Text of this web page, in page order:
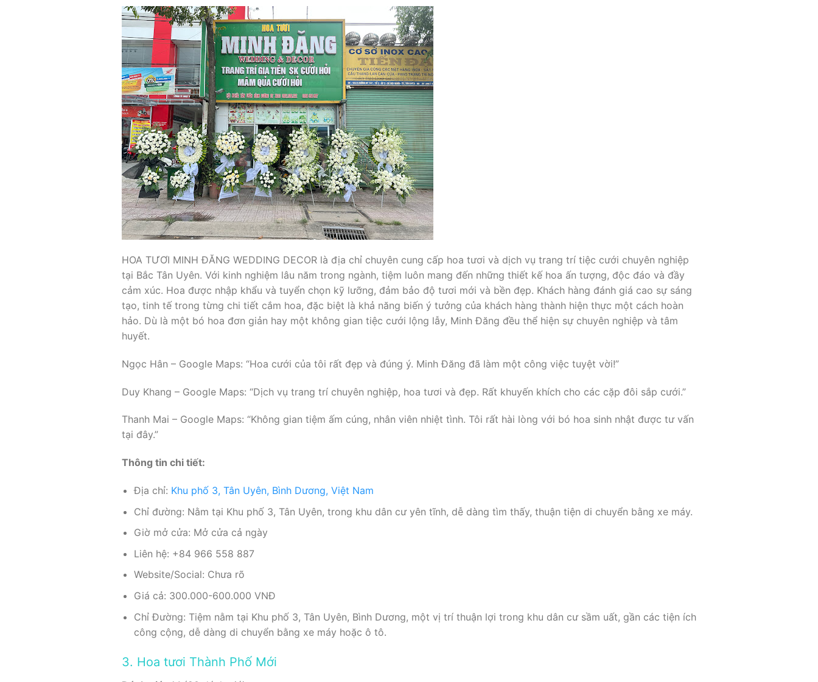
HOA TƯƠI MINH ĐĂNG WEDDING DECOR là địa chỉ chuyên cung cấp hoa tươi và dịch vụ trang trí tiệc cưới chuyên nghiệp
tại Bắc Tân Uyên. Với kinh nghiệm lâu năm trong ngành, tiệm luôn mang đến những thiết kế hoa ấn tượng, độc đáo và đầy
cảm xúc. Hoa được nhập khẩu và tuyển chọn kỹ lưỡng, đảm bảo độ tươi mới và bền đẹp. Khách hàng đánh giá cao sự sáng
tạo, tinh tế trong từng chi tiết cắm hoa, đặc biệt là khả năng biến ý tưởng của khách hàng thành hiện thực một cách hoàn
hảo. Dù là một bó hoa đơn giản hay một không gian tiệc cưới lộng lẫy, Minh Đăng đều thể hiện sự chuyên nghiệp và tâm
huyết.
Ngọc Hân – Google Maps: “Hoa cưới của tôi rất đẹp và đúng ý. Minh Đăng đã làm một công việc tuyệt vời!”
Duy Khang – Google Maps: “Dịch vụ trang trí chuyên nghiệp, hoa tươi và đẹp. Rất khuyến khích cho các cặp đôi sắp cưới.”
Thanh Mai – Google Maps: “Không gian tiệm ấm cúng, nhân viên nhiệt tình. Tôi rất hài lòng với bó hoa sinh nhật được tư vấn
tại đây.”
Thông tin chi tiết:
Địa chỉ: Khu phố 3, Tân Uyên, Bình Dương, Việt Nam
Chỉ đường: Nằm tại Khu phố 3, Tân Uyên, trong khu dân cư yên tĩnh, dễ dàng tìm thấy, thuận tiện di chuyển bằng xe máy.
Giờ mở cửa: Mở cửa cả ngày
Liên hệ: +84 966 558 887
Website/Social: Chưa rõ
Giá cả: 300.000-600.000 VNĐ
Chỉ Đường: Tiệm nằm tại Khu phố 3, Tân Uyên, Bình Dương, một vị trí thuận lợi trong khu dân cư sầm uất, gần các tiện ích
công cộng, dễ dàng di chuyển bằng xe máy hoặc ô tô.
3. Hoa tươi Thành Phố Mới